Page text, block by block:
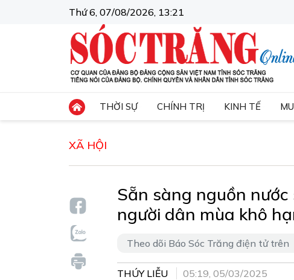
Thứ 6, 07/08/2026, 13:21
THỜI SỰ CHÍNH TRỊ KINH TẾ
XÃ HỘI
Sẵn sàng nguồn
người dân mùa khô
Theo dõi Báo Sóc Trăng điện tử trên
THÚY LIỄU 05:19, 05/03/2025